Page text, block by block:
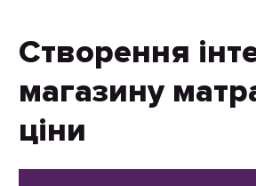
Створення
магазину
ціни